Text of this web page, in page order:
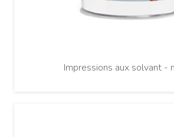
Impressions aux solvant -